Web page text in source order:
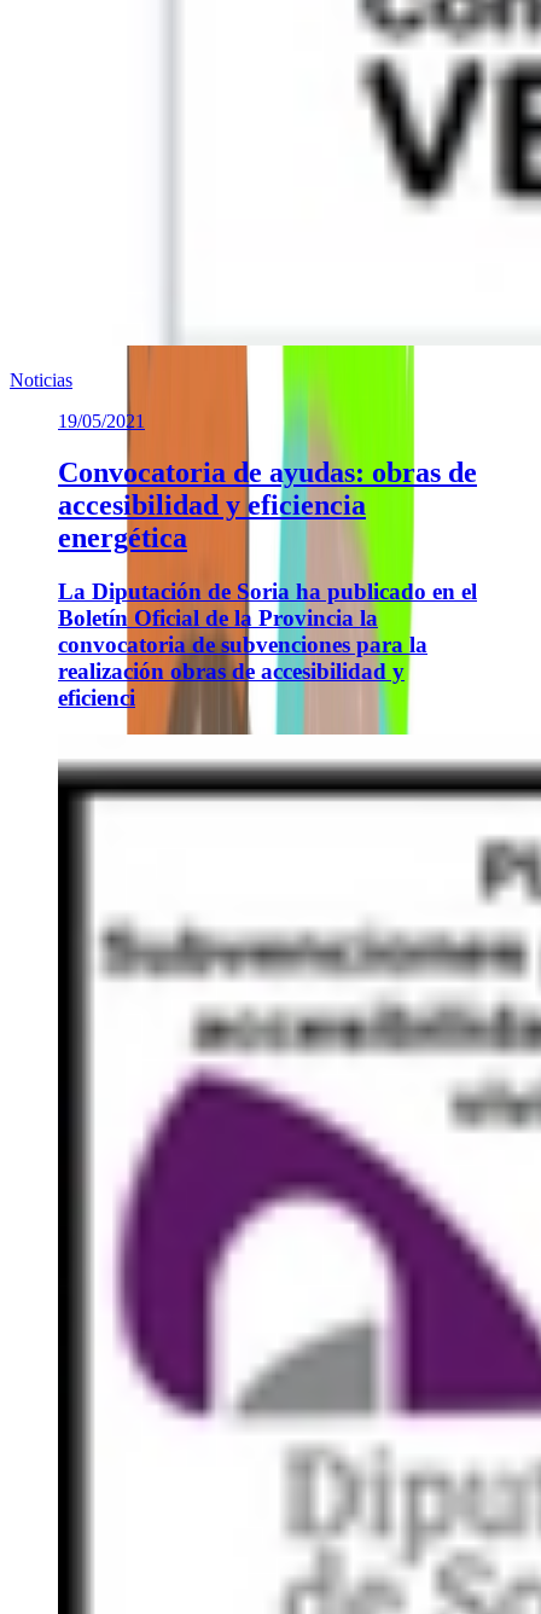
Noticias
19/05/2021
Convocatoria de ayudas: obras de
accesibilidad y eficiencia
energética
La Diputación de Soria ha publicado en el
Boletín Oficial de la Provincia la
convocatoria de subvenciones para la
realización obras de accesibilidad y
eficienci